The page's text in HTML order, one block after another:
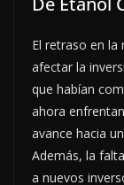
El retraso en la
afectar la
que habían
ahora
avance hacia
Además, la
a nuevos